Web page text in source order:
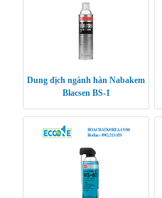
Dung dịch ngành hàn Nabakem
Blacsen BS-1